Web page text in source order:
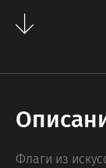
Флаги из